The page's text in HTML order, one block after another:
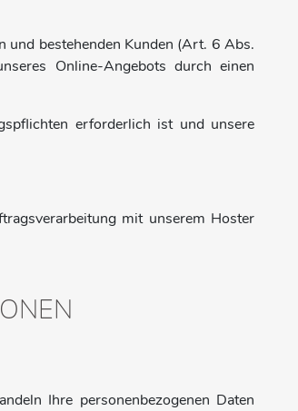
und bestehenden Kunden (Art. 6 Abs.
Online-Angebots durch einen
erforderlich ist und unsere
mit unserem Hoster
Ihre personenbezogenen Daten